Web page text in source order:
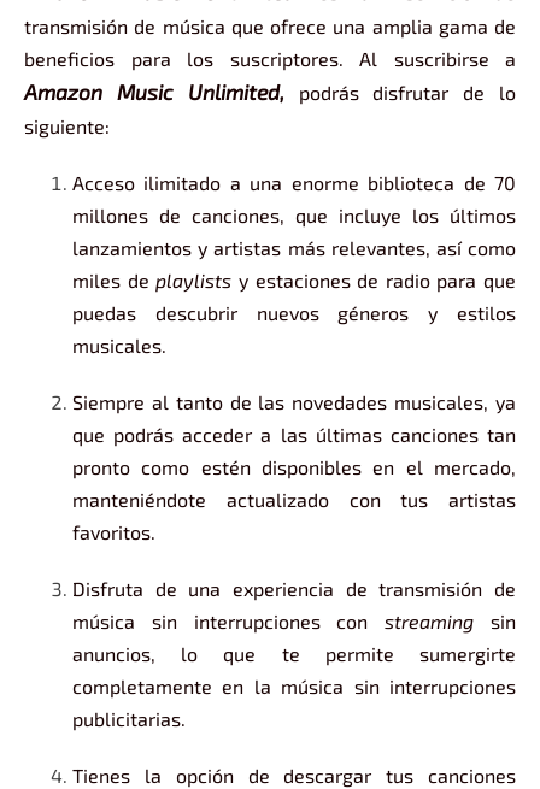
transmisión de música que ofrece una amplia gama de
beneficios para los suscriptores. Al suscribirse a
Amazon Music Unlimited, podrás disfrutar de lo
siguiente:
Acceso ilimitado a una enorme biblioteca de 70
millones de canciones, que incluye los últimos
lanzamientos y artistas más relevantes, así como
miles deplaylists y estaciones de radio para que
puedas descubrir nuevos géneros y estilos
musicales.
Siempre al tanto de las novedades musicales, ya
que podrás acceder a las últimas canciones tan
pronto como estén disponibles en el mercado,
manteniéndote actualizado con tus artistas
favoritos.
Disfruta de una experiencia de transmisión de
música sin interrupciones con streaming sin
anuncios, lo que te permite sumergirte
completamente en la música sin interrupciones
publicitarias.
Tienes la opción de descargar tus canciones